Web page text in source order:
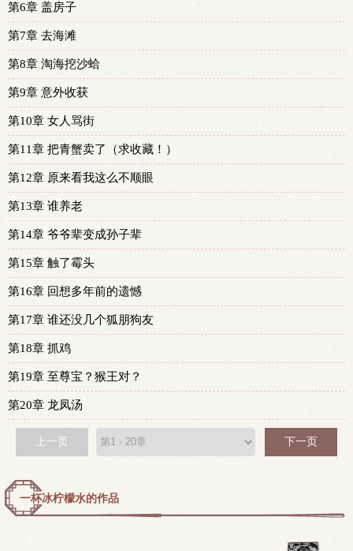
第6章 盖房子
第7章 去海滩
第8章 淘海挖沙蛤
第9章 意外收获
第10章 女人骂街
第11章 把青蟹卖了（求收藏！）
第12章 原来看我这么不顺眼
第13章 谁养老
第14章 爷爷辈变成孙子辈
第15章 触了霉头
第16章 回想多年前的遗憾
第17章 谁还没几个狐朋狗友
第18章 抓鸡
第19章 至尊宝？猴王对？
第20章 龙凤汤
上一页 下一页
一杯冰柠檬水的作品